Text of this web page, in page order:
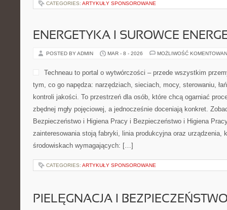
CATEGORIES: ARTYKUŁY SPONSOROWANE
ENERGETYKA I SUROWCE
POSTED BY ADMIN MAR - 8 - 2026 MOŻLIWOŚĆ
Techneau to portal o wytwórczości – przede wszystkim
tym, co go napędza: narzędziach, sieciach, mocy, sterowaniu,
kontroli jakości. To przestrzeń dla osób, które chcą ogarniać
zbędnej mgły pojęciowej, a jednocześnie doceniają konkret.
Bezpieczeństwo i Higiena Pracy i Bezpieczeństwo i Higiena
zainteresowania stoją fabryki, linia produkcyjna oraz urządzenia,
środowiskach wymagających: […]
CATEGORIES: ARTYKUŁY SPONSOROWANE
PIELĘGNACJA I